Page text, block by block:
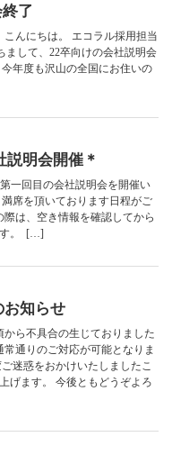
了
んにちは。 エコラル採用担当
して、22卒向けの会社説明会
年度も沢山の全国にお住いの
明会開催＊
一回目の会社説明会を開催い
席を頂いております日程がご
は、空き情報を確認してから
。 […]
知らせ
から不具合の生じておりました
通りのご対応が可能となりま
迷惑をおかけいたしましたこ
げます。 今後ともどうぞよろ